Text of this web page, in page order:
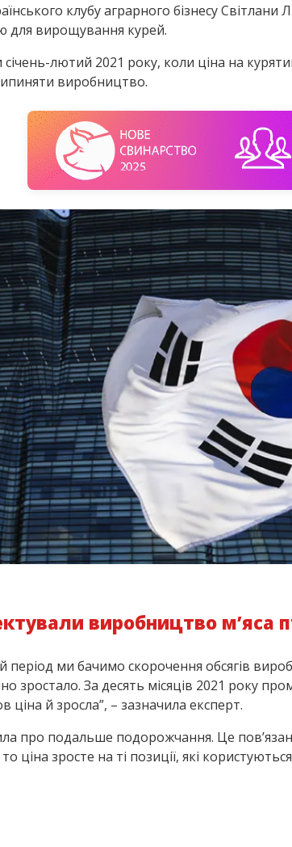
клубу аграрного бізнесу
для вирощування курей.
лютий 2021 року, коли ціна на
виробництво.
виробництво м’яса
ми бачимо скорочення обсягів
зростало. За десять місяців 2021 року
ціна й зросла”, – зазначила експерт.
про подальше подорожчання. Це
ціна зросте на ті позиції, які